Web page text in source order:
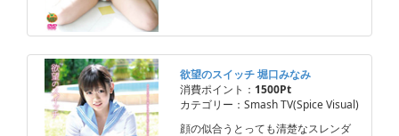
欲望のスイッチ 堀口みなみ
消費ポイント： 1500Pt
カテゴリー：Smash TV(Spice Visual)
顔の似合うとっても清楚なスレンダ